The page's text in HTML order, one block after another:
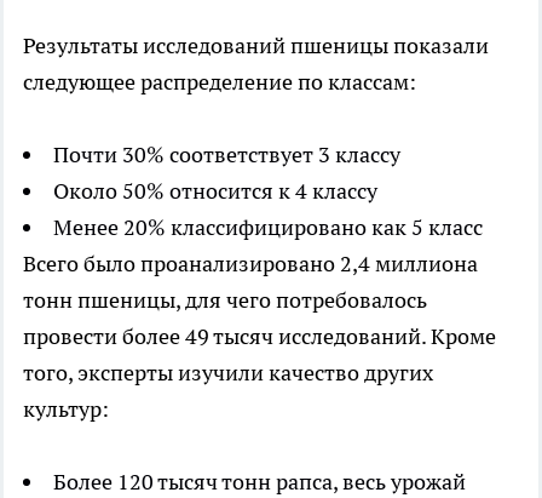
Результаты исследований пшеницы показали
следующее распределение по классам:
Почти 30% соответствует 3 классу
Около 50% относится к 4 классу
Менее 20% классифицировано как 5 класс
Всего было проанализировано 2,4 миллиона
тонн пшеницы, для чего потребовалось
провести более 49 тысяч исследований. Кроме
того, эксперты изучили качество других
культур:
Более 120 тысяч тонн рапса, весь урожай